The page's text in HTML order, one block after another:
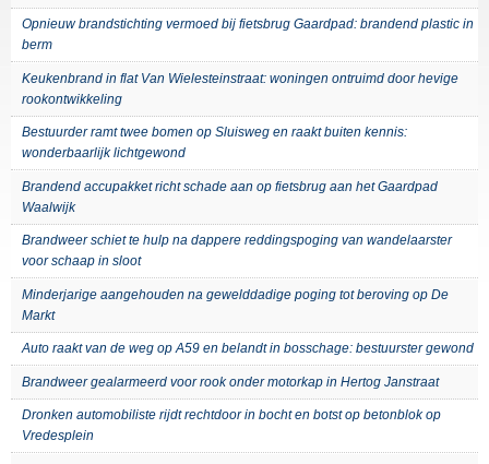
Opnieuw brandstichting vermoed bij fietsbrug Gaardpad: brandend plastic in
berm
Keukenbrand in flat Van Wielesteinstraat: woningen ontruimd door hevige
rookontwikkeling
Bestuurder ramt twee bomen op Sluisweg en raakt buiten kennis:
wonderbaarlijk lichtgewond
Brandend accupakket richt schade aan op fietsbrug aan het Gaardpad
Waalwijk
Brandweer schiet te hulp na dappere reddingspoging van wandelaarster
voor schaap in sloot
Minderjarige aangehouden na gewelddadige poging tot beroving op De
Markt
Auto raakt van de weg op A59 en belandt in bosschage: bestuurster gewond
Brandweer gealarmeerd voor rook onder motorkap in Hertog Janstraat
Dronken automobiliste rijdt rechtdoor in bocht en botst op betonblok op
Vredesplein